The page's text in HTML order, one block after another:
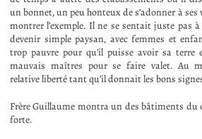
un bonnet, un peu honteux de s’adonner à ses
montrer l’exemple. Il ne se sentait juste pas
devenir simple paysan, avec femmes et
trop pauvre pour qu’il puisse avoir sa
mauvais maîtres pour se faire valet. Au
relative liberté tant qu’il donnait les bons
Frère Guillaume montra un des bâtiments du
forte.